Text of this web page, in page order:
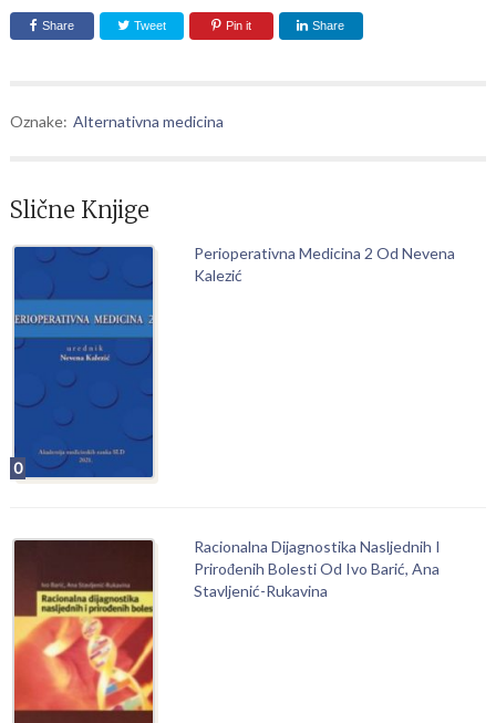
Share Tweet Pin it Share
Oznake: Alternativna medicina
Slične Knjige
0
Perioperativna Medicina 2 Od Nevena
Kalezić
Racionalna Dijagnostika Nasljednih I
Prirođenih Bolesti Od Ivo Barić, Ana
Stavljenić-Rukavina